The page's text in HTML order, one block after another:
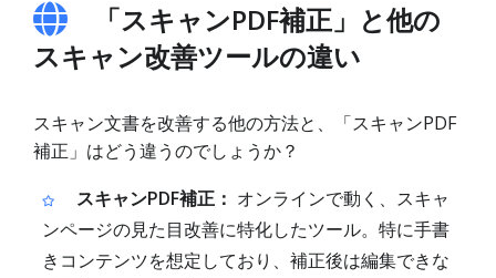
「スキャンPDF補正」と他の
スキャン改善ツールの違い
スキャン文書を改善する他の方法と、「スキャンPDF
補正」はどう違うのでしょうか？
スキャンPDF補正： オンラインで動く、スキャ
ンページの見た目改善に特化したツール。特に手書
きコンテンツを想定しており、補正後は編集できな